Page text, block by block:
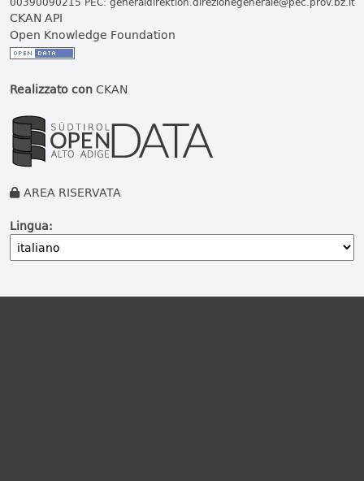
CKAN API
Open Knowledge Foundation
Realizzato conCKAN
AREA RISERVATA
Lingua